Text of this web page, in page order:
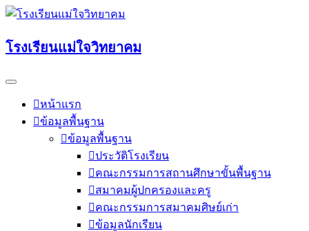
Skip
โรงเรียนแม่ใจวิทยาคม
หน้าแรก
ข้อมูลพื้นฐาน
ข้อมูลพื้นฐาน
ประวัติโรงเรียน
คณะกรรมการสถานศึกษาขั้นพื้นฐาน
สมาคมผู้ปกครองและครู
คณะกรรมการสมาคมศิษย์เก่า
ข้อมูลนักเรียน